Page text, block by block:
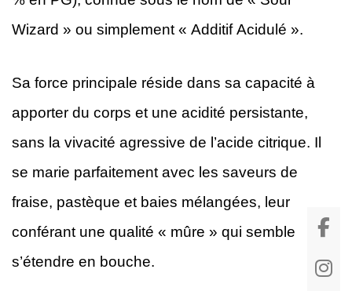
Wizard » ou simplement « Additif Acidulé ».
Sa force principale réside dans sa capacité à
apporter du corps et une acidité persistante,
sans la vivacité agressive de l’acide citrique. Il
se marie parfaitement avec les saveurs de
fraise, pastèque et baies mélangées, leur
conférant une qualité « mûre » qui semble
s’étendre en bouche.